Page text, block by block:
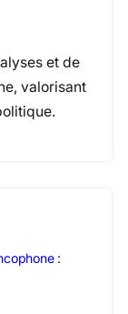
et de
valorisant
: